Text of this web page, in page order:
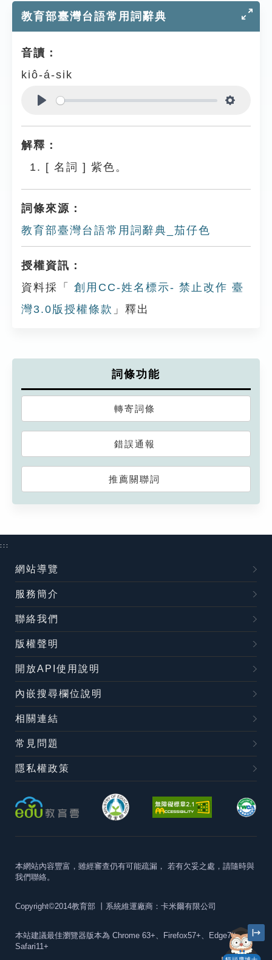
教育部臺灣台語常用詞辭典
音讀：
kiô-á-sik
解釋：
[ 名詞 ] 紫色。
詞條來源：
教育部臺灣台語常用詞辭典_茄仔色
授權資訊：
資料採「
創用CC-姓名標示- 禁止改作 臺
灣3.0版授權條款 」釋出
詞條功能
轉寄詞條
錯誤通報
推薦關聯詞
:::
網站導覽
服務簡介
聯絡我們
版權聲明
開放API使用說明
內嵌搜尋欄位說明
相關連結
常見問題
隱私權政策
本網站內容豐富，雖經審查仍有可能疏漏， 若有欠妥之處，請隨時與
我們聯絡。
Copyright©2014教育部 丨系統維運廠商：卡米爾有限公司
本站建議最佳瀏覽器版本為 Chrome 63+、Firefox57+、Edge79+及
Safari11+